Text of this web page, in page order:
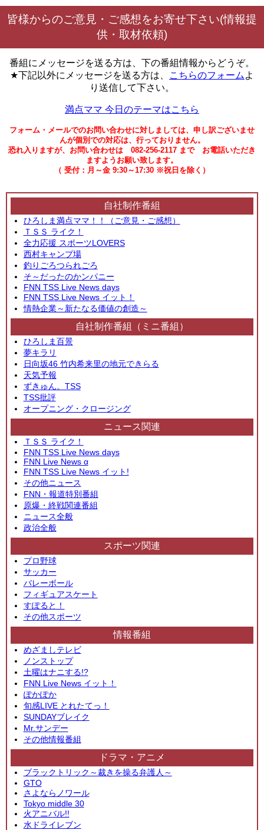
皆様からのご意見・ご感想をお寄せ下さい(情報提
供・取材依頼)
番組にメッセージを送る方は、下の番組情報からどうぞ。
★下記以外にメッセージを送る方は、
こちらのフォーム よ
り送信して下さい。
満点ママ 今日のテーマはこちら
フォーム・メールでのお問い合わせに対しましては、申し訳ございませ
んが個別での対応は、行っておりません。
恐れ入りますが、お問い合わせは 082-256-2117 まで お電話いただき
ますようお願い致します。
（ 受付：月～金 9:30～17:30 ※祝日を除く）
自社制作番組
ひろしま満点ママ！！（ご意見・ご感想）
ＴＳＳ ライク！
全力応援 スポーツLOVERS
西村キャンプ場
釣りごろつられごろ
そ～だったのかンパニー
FNN TSS Live News days
FNN TSS Live News イット！
情熱企業～新たなる価値の創造～
自社制作番組（ミニ番組）
ひろしま百景
夢キラリ
日向坂46 竹内希来里の地元できらる
天気予報
ずきゅん。TSS
TSS批評
オープニング・クロージング
ニュース関連
ＴＳＳ ライク！
FNN TSS Live News days
FNN Live News α
FNN TSS Live News イット!
その他ニュース
FNN・報道特別番組
原爆・終戦関連番組
ニュース全般
政治全般
スポーツ関連
プロ野球
サッカー
バレーボール
フィギュアスケート
すぽると！
その他スポーツ
情報番組
めざましテレビ
ノンストップ
土曜はナニする!?
FNN Live News イット！
ぽかぽか
旬感LIVE とれたてっ！
SUNDAYブレイク
Mr.サンデー
その他情報番組
ドラマ・アニメ
ブラックトリック～裁きを操る弁護人～
GTO
さよならノワール
Tokyo middle 30
火アニバル!!
水ドライレブン